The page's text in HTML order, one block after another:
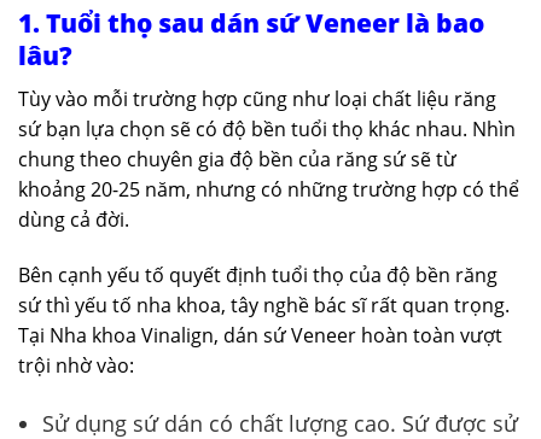
1. Tuổi thọ sau dán sứ Veneer là bao
lâu?
Tùy vào mỗi trường hợp cũng như loại chất liệu răng
sứ bạn lựa chọn sẽ có độ bền tuổi thọ khác nhau. Nhìn
chung theo chuyên gia độ bền của răng sứ sẽ từ
khoảng 20-25 năm, nhưng có những trường hợp có thể
dùng cả đời.
Bên cạnh yếu tố quyết định tuổi thọ của độ bền răng
sứ thì yếu tố nha khoa, tây nghề bác sĩ rất quan trọng.
Tại Nha khoa Vinalign, dán sứ Veneer hoàn toàn vượt
trội nhờ vào:
Sử dụng sứ dán có chất lượng cao. Sứ được sử